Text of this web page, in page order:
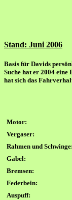
Stand: Juni 2006
Basis für Davids
Suche hat er 2004 eine
hat sich das
Motor:
Vergaser:
Rahmen und Schwinge:
Gabel:
Bremsen:
Federbein:
Auspuff: